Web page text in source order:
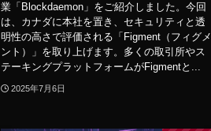
業「Blockdaemon」をご紹介しました。今回
は、カナダに本社を置き、セキュリティと透
明性の高さで評価される「Figment（フィグメ
ント）」を取り上げます。多くの取引所やス
テーキングプラットフォームがFigmentと...
2025年7月6日